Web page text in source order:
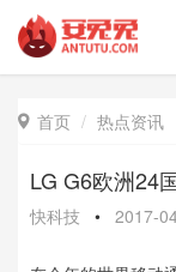
 首页 热点资讯
LG G6欧洲24
快科技 • 2017-